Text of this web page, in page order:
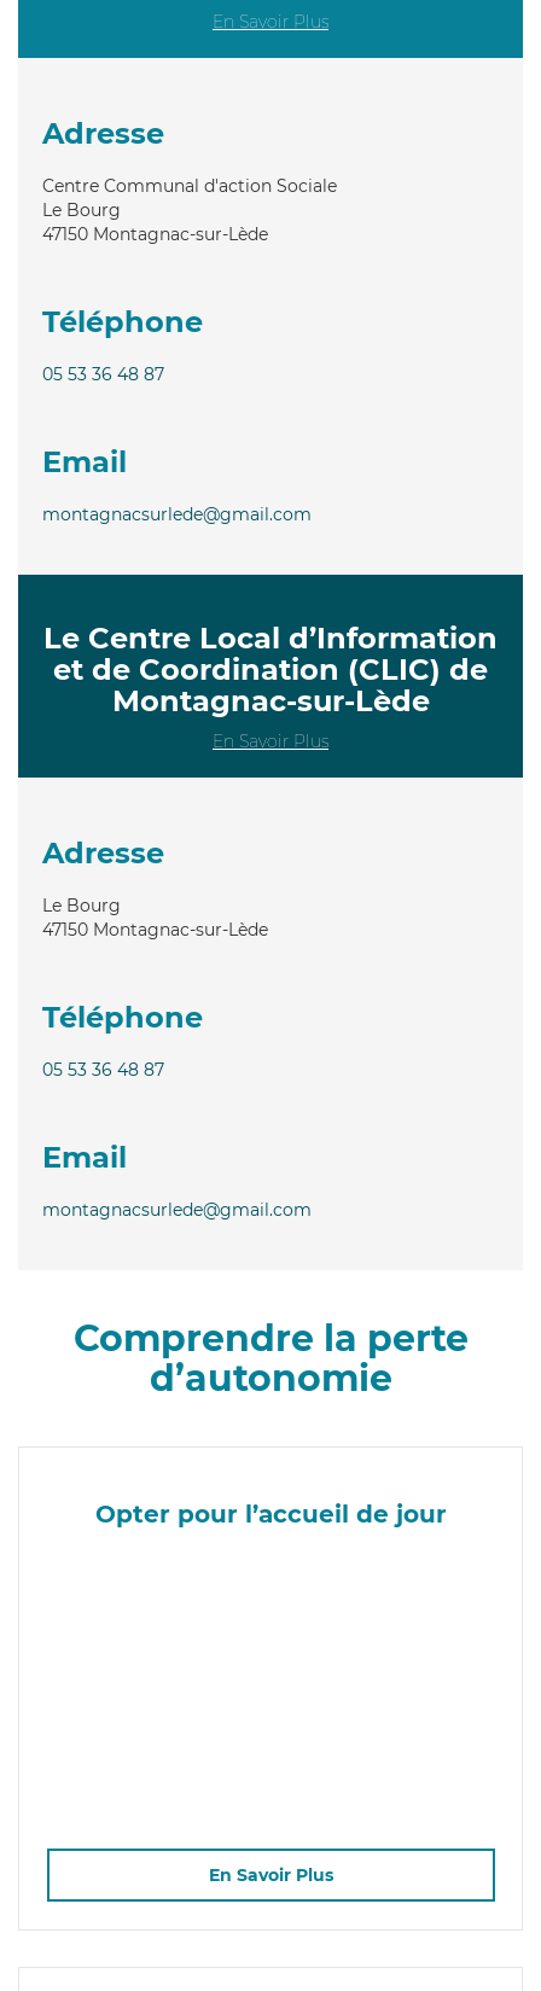
En Savoir Plus
Adresse
Centre Communal d'action Sociale
Le Bourg
47150 Montagnac-sur-Lède
Téléphone
05 53 36 48 87
Email
montagnacsurlede@gmail.com
Le Centre Local d’Information
et de Coordination (CLIC) de
Montagnac-sur-Lède
En Savoir Plus
Adresse
Le Bourg
47150 Montagnac-sur-Lède
Téléphone
05 53 36 48 87
Email
montagnacsurlede@gmail.com
Comprendre la perte
d’autonomie
Opter pour l’accueil de jour
En Savoir Plus